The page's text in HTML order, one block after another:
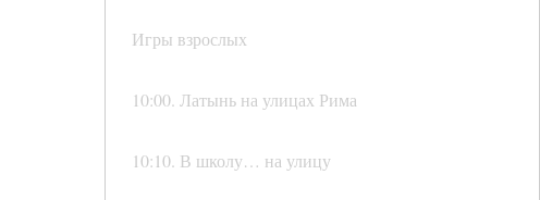
Игры взрослых
10:00. Латынь на улицах Рима
10:10. В школу… на улицу